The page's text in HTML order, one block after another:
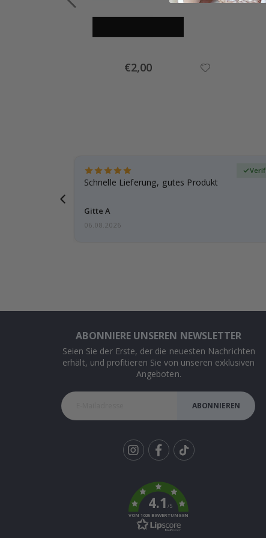
Special
Price
€2,00
Schnelle Lieferung, gutes Produkt
Gitte A
06.08.2026
ABONNIERE UNSEREN NEWSLETTER
Seien Sie der Erste, der die neuesten Nachrichten
erhält, und profitieren Sie von unseren exklusiven
Angeboten.
ABONNIEREN
k
4.1/5
VON 1025 BEWERTUNGEN